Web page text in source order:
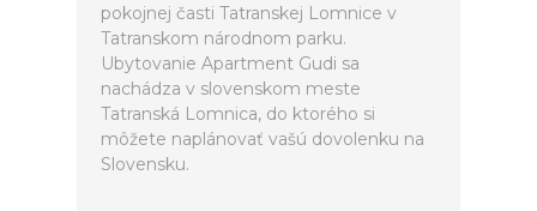
pokojnej časti Tatranskej Lomnice v
Tatranskom národnom parku.
Ubytovanie Apartment Gudi sa
nachádza v slovenskom meste
Tatranská Lomnica, do ktorého si
môžete naplánovať vašú dovolenku na
Slovensku.